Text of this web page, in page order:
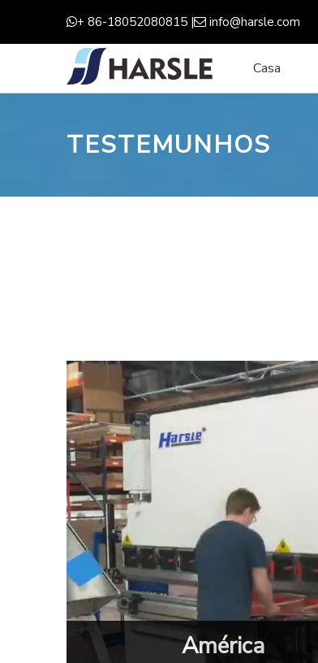
+ 86-18052080815 | info@harsle.com
Casa
TESTEMUNHOS
América